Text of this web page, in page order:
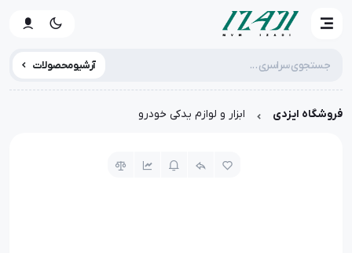
آرشیو محصولات
فروشگاه ایزدی ابزار و لوازم یدکی خودرو